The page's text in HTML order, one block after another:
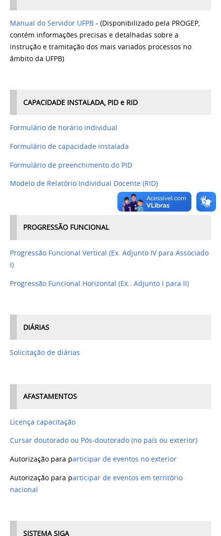
Manual do Servidor UFPB - (Disponibilizado pela PROGEP,
contém informações precisas e detalhadas sobre a
instrução e tramitação dos mais variados processos no
âmbito da UFPB)
CAPACIDADE INSTALADA, PID e RID
Formulário de horário individual
Formulário de capacidade instalada
Formulário de preenchimento do PID
Modelo de Relatório Individual Docente (RID)
PROGRESSÃO FUNCIONAL
Progressão Funcional Vertical (Ex. Adjunto IV para Associado
I)
Progressão Funcional Horizontal (Ex.: Adjunto I para II)
DIÁRIAS
Solicitação de diárias
AFASTAMENTOS
Licença capacitação
Cursar doutorado ou Pós-doutorado (no país ou exterior)
Autorização para participar de eventos no exterior
Autorização para participar de eventos em território
nacional
SISTEMA SIGA